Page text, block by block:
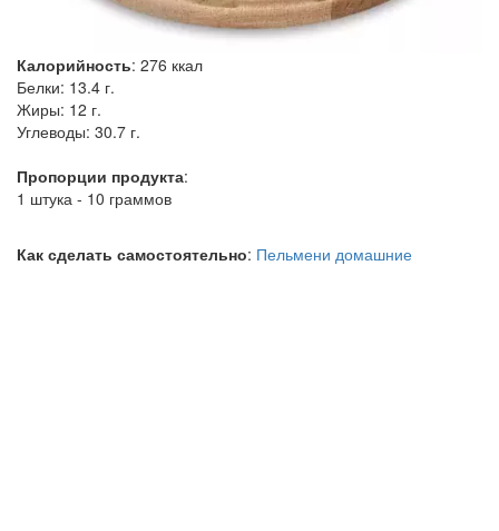
Калорийность: 276 ккал
Белки: 13.4 г.
Жиры: 12 г.
Углеводы: 30.7 г.
Пропорции продукта:
1 штука - 10 граммов
Как сделать самостоятельно: Пельмени домашние